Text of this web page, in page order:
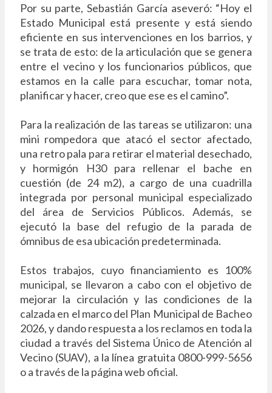
Por su parte, Sebastián García aseveró: “Hoy el
Estado Municipal está presente y está siendo
eficiente en sus intervenciones en los barrios, y
se trata de esto: de la articulación que se genera
entre el vecino y los funcionarios públicos, que
estamos en la calle para escuchar, tomar nota,
planificar y hacer, creo que ese es el camino”.
Para la realización de las tareas se utilizaron: una
mini rompedora que atacó el sector afectado,
una retro pala para retirar el material desechado,
y hormigón H30 para rellenar el bache en
cuestión (de 24 m2), a cargo de una cuadrilla
integrada por personal municipal especializado
del área de Servicios Públicos. Además, se
ejecutó la base del refugio de la parada de
ómnibus de esa ubicación predeterminada.
Estos trabajos, cuyo financiamiento es 100%
municipal, se llevaron a cabo con el objetivo de
mejorar la circulación y las condiciones de la
calzada en el marco del Plan Municipal de Bacheo
2026, y dando respuesta a los reclamos en toda la
ciudad a través del Sistema Único de Atención al
Vecino (SUAV), a la línea gratuita 0800-999-5656
o a través de la página web oficial.